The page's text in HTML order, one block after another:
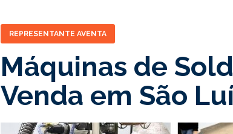
REPRESENTANTE AVENTA
Máquinas de
Venda em São